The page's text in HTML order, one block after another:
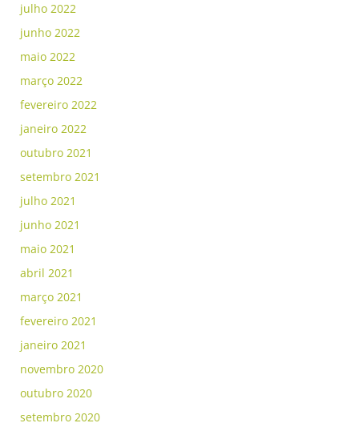
julho 2022
junho 2022
maio 2022
março 2022
fevereiro 2022
janeiro 2022
outubro 2021
setembro 2021
julho 2021
junho 2021
maio 2021
abril 2021
março 2021
fevereiro 2021
janeiro 2021
novembro 2020
outubro 2020
setembro 2020